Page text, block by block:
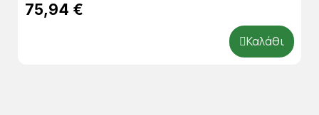
75,94 €
Καλάθι